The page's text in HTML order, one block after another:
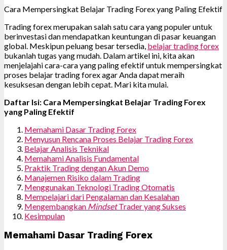
Cara Mempersingkat Belajar Trading Forex yang Paling Efektif
Trading forex merupakan salah satu cara yang populer untuk
berinvestasi dan mendapatkan keuntungan di pasar keuangan
global. Meskipun peluang besar tersedia, belajar trading forex
bukanlah tugas yang mudah. Dalam artikel ini, kita akan
menjelajahi cara-cara yang paling efektif untuk mempersingkat
proses belajar trading forex agar Anda dapat meraih
kesuksesan dengan lebih cepat. Mari kita mulai.
Daftar Isi: Cara Mempersingkat Belajar Trading Forex
yang Paling Efektif
Memahami Dasar Trading Forex
Menyusun Rencana Proses Belajar Trading Forex
Belajar Analisis Teknikal
Memahami Analisis Fundamental
Praktik Trading dengan Akun Demo
Manajemen Risiko dalam Trading
Menggunakan Teknologi Trading Otomatis
Mempelajari dari Pengalaman dan Kesalahan
Mengembangkan MindsetTrader yang Sukses
Kesimpulan
Memahami Dasar Trading Forex